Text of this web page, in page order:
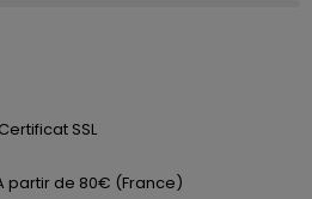
SSL
partir de 80€ (France)